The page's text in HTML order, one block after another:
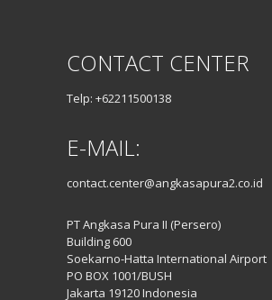
CONTACT CENTER
Telp: +62211500138
E-MAIL:
contact.center@angkasapura2.co.id
PT Angkasa Pura II (Persero)
Building 600
Soekarno-Hatta International Airport
PO BOX 1001/BUSH
Jakarta 19120 Indonesia